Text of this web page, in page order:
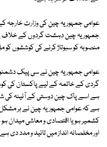
عوامی جمہوریہ چین کی وزارت خارجہ
جمہوریہ چین دہشت گردوں کے خلاف
منصوبہ کو سبوتاژ کرنے کی کوششوں کو
عوامی جمہوریہ چین نے سی پیک
گردی کے خاتمہ کے لیے پاکستان کی
ہے اسے پاک چین دوستی کے آئینہ کی
ہے کہ عوامی جمہوریہ چین نے ہر مشکل
کشمیر ہو یا اقتصادی و معاشی میدان
اور مخلصانہ انداز میں تائید و مدد دی